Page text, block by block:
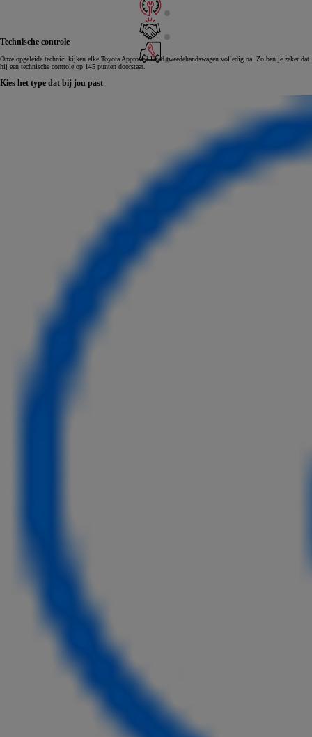
Technische controle
Onze opgeleide technici kijken elke Toyota Approved Used tweedehandswagen volledig na. Zo ben je zeker dat
hij een technische controle op 145 punten doorstaat.
Kies het type dat bij jou past